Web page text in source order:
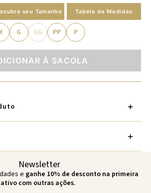
seu Tamanho Tabela de Medidas
G GG PP P
À SACOLA
Newsletter
e ganhe 10% de desconto na primeira
com outras ações.